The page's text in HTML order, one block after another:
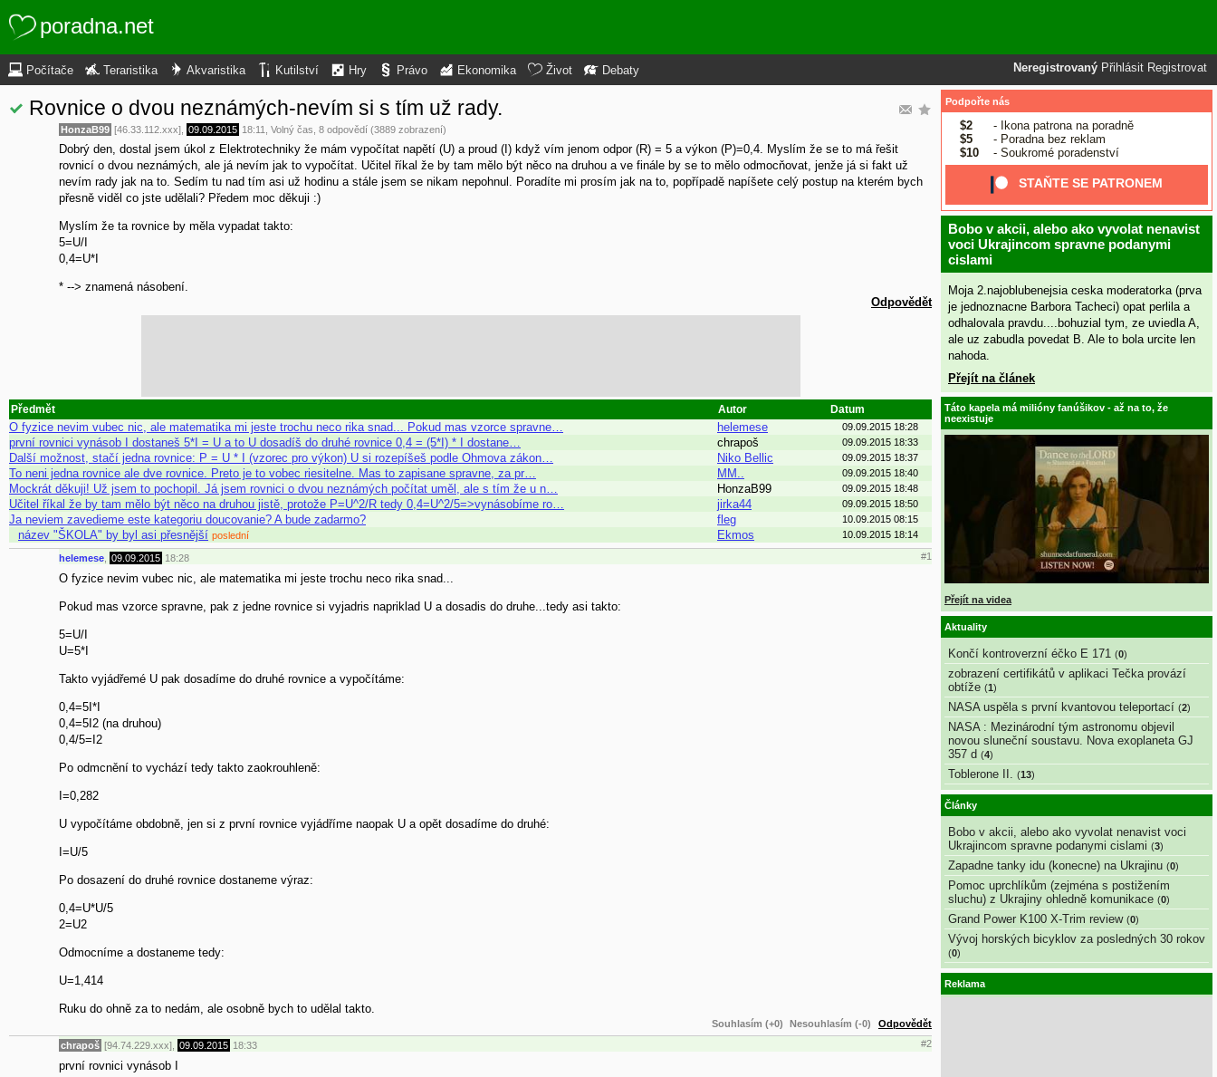
poradna.net
Neregistrovaný Přihlásit Registrovat
Počítače Teraristika Akvaristika Kutilství Hry Právo Ekonomika Život Debaty
Rovnice o dvou neznámých-nevím si s tím už rady.
HonzaB99 [46.33.112.xxx], 09.09.2015 18:11 Volný čas , 8 odpovědí (3889 zobrazení)
Dobrý den, dostal jsem úkol z Elektrotechniky že mám vypočítat napětí (U) a proud (I) když vím jenom odpor (R) = 5 a výkon (P)=0,4. Myslím že se to má řešit
rovnicí o dvou neznámých, ale já nevím jak to vypočítat. Učitel říkal že by tam mělo být něco na druhou a ve finále by se to mělo odmocňovat, jenže já si fakt už
nevím rady jak na to. Sedím tu nad tím asi už hodinu a stále jsem se nikam nepohnul. Poradíte mi prosím jak na to, popřípadě napíšete celý postup na kterém bych
přesně viděl co jste udělali? Předem moc děkuji :)
Myslím že ta rovnice by měla vypadat takto:
5=U/I
0,4=U*I
* --> znamená násobení.
Odpovědět
Předmět Autor Datum
O fyzice nevim vubec nic, ale matematika mi jeste trochu neco rika snad... Pokud mas vzorce spravne… helemese 09.09.2015 18:28
první rovnici vynásob I dostaneš 5*I = U a to U dosadíš do druhé rovnice 0,4 = (5*I) * I dostane… chrapoš 09.09.2015 18:33
Další možnost, stačí jedna rovnice: P = U * I (vzorec pro výkon) U si rozepíšeš podle Ohmova zákon… Niko Bellic 09.09.2015 18:37
To neni jedna rovnice ale dve rovnice. Preto je to vobec riesitelne. Mas to zapisane spravne, za pr… MM.. 09.09.2015 18:40
Mockrát děkuji! Už jsem to pochopil. Já jsem rovnici o dvou neznámých počítat uměl, ale s tím že u n… HonzaB99 09.09.2015 18:48
Učitel říkal že by tam mělo být něco na druhou jistě, protože P=U^2/R tedy 0,4=U^2/5=>vynásobíme ro… jirka44 09.09.2015 18:50
Ja neviem zavedieme este kategoriu doucovanie? A bude zadarmo? fleg 10.09.2015 08:15
název "ŠKOLA" by byl asi přesnější poslední Ekmos 10.09.2015 18:14
helemese 09.09.2015 18:28 #1
O fyzice nevim vubec nic, ale matematika mi jeste trochu neco rika snad...
Pokud mas vzorce spravne, pak z jedne rovnice si vyjadris napriklad U a dosadis do druhe...tedy asi takto:
5=U/I
U=5*I
Takto vyjádřemé U pak dosadíme do druhé rovnice a vypočítáme:
0,4=5I*I
0,4=5I2 (na druhou)
0,4/5=I2
Po odmcnění to vychází tedy takto zaokrouhleně:
I=0,282
U vypočítáme obdobně, jen si z první rovnice vyjádříme naopak U a opět dosadíme do druhé:
I=U/5
Po dosazení do druhé rovnice dostaneme výraz:
0,4=U*U/5
2=U2
Odmocníme a dostaneme tedy:
U=1,414
Ruku do ohně za to nedám, ale osobně bych to udělal takto.
Souhlasím (+0) Nesouhlasím (-0) Odpovědět
chrapoš [94.74.229.xxx], 09.09.2015 18:33 #2
první rovnici vynásob I
Podpořte nás
$2
- Ikona patrona na poradně
$5
- Poradna bez reklam
$10
- Soukromé poradenství
STAŇTE SE PATRONEM
Bobo v akcii, alebo ako vyvolat nenavist
voci Ukrajincom spravne podanymi
cislami
Moja 2.najoblubenejsia ceska moderatorka (prva
je jednoznacne Barbora Tacheci) opat perlila a
odhalovala pravdu....bohuzial tym, ze uviedla A,
ale uz zabudla povedat B. Ale to bola urcite len
nahoda.
Přejít na článek
Táto kapela má milióny fanúšikov - až na to, že
neexistuje
Přejít na videa
Aktuality
Končí kontroverzní éčko E 171 (0)
zobrazení certifikátů v aplikaci Tečka provází
obtíže (1)
NASA uspěla s první kvantovou teleportací (2)
NASA : Mezinárodní tým astronomu objevil
novou sluneční soustavu. Nova exoplaneta GJ
357 d (4)
Toblerone II. (13)
Články
Bobo v akcii, alebo ako vyvolat nenavist voci
Ukrajincom spravne podanymi cislami (3)
Zapadne tanky idu (konecne) na Ukrajinu (0)
Pomoc uprchlíkům (zejména s postižením
sluchu) z Ukrajiny ohledně komunikace (0)
Grand Power K100 X-Trim review (0)
Vývoj horských bicyklov za posledných 30 rokov
(0)
Reklama